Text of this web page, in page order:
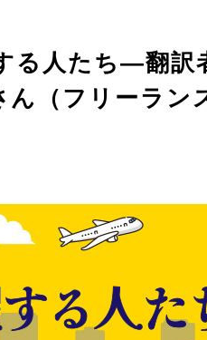
る人たち―翻
（フリーラン